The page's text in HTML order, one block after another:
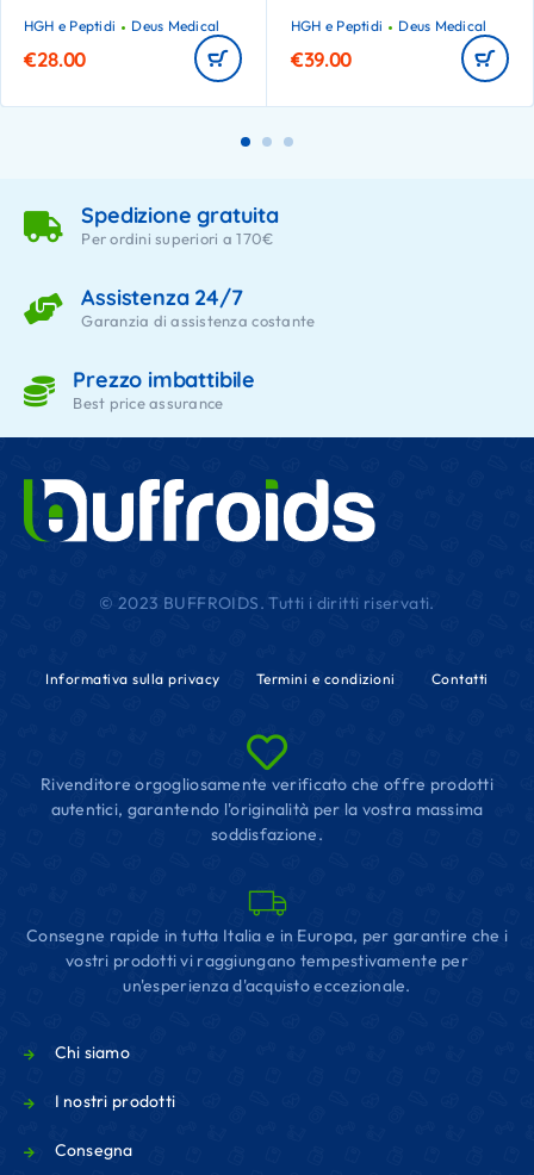
HGH e Peptidi Deus Medical
€28.00
HGH e Peptidi Deus Medical
€39.00
Spedizione gratuita
Per ordini superiori a 170€
Assistenza 24/7
Garanzia di assistenza costante
Prezzo imbattibile
Best price assurance
© 2023 BUFFROIDS. Tutti i diritti riservati.
Informativa sulla privacy Termini e condizioni Contatti
Rivenditore orgogliosamente verificato che offre prodotti
autentici, garantendo l'originalità per la vostra massima
soddisfazione.
Consegne rapide in tutta Italia e in Europa, per garantire che i
vostri prodotti vi raggiungano tempestivamente per
un'esperienza d'acquisto eccezionale.
Chi siamo
I nostri prodotti
Consegna